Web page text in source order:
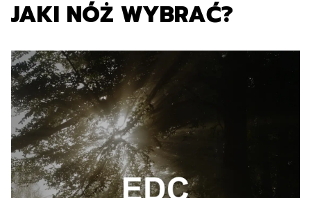
JAKI NÓŻ WYBRAĆ?